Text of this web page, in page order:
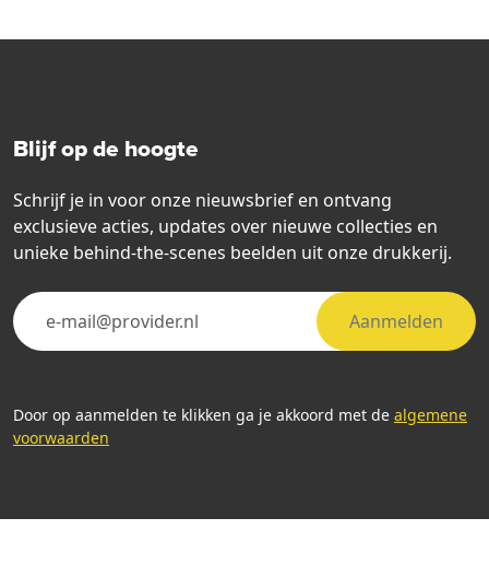
Blijf op de hoogte
Schrijf je in voor onze nieuwsbrief en ontvang
exclusieve acties, updates over nieuwe collecties en
unieke behind-the-scenes beelden uit onze drukkerij.
Aanmelden
Door op aanmelden te klikken ga je akkoord met de algemene
voorwaarden